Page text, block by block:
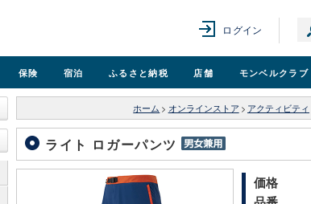
ログイン
保険 宿泊 ふるさと納税 店舗 モンベルクラブ
ホーム > オンラインストア > アクティビティ
ライト ロガーパンツ
価格